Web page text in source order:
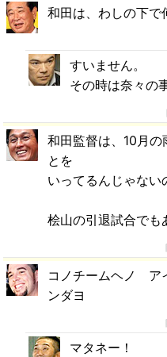
和田は、わしの下で
すいません。
その時は奈々の
和田監督は、10月
とを
いってるんじゃない
桧山の引退試合でも
コノチームヘノ
ンダヨ
マタネー！